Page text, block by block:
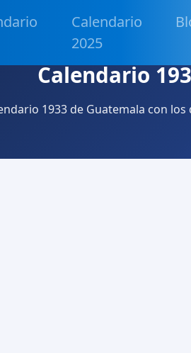
Calendario
2025
Calendario
1933 de Guatemala con los